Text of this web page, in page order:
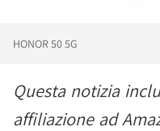
HONOR 50 5G
Questa notizia
affiliazione ad